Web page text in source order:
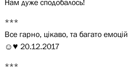
Нам дуже сподобалось!
***
Все гарно, цікаво, та багато емоцій
☺♥ 20.12.2017
***